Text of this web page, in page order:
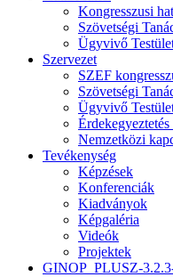
Kongresszusi
Szövetségi
Ügyvivő
Szervezet
SZEF
Szövetségi
Ügyvivő
Nemzetközi
Tevékenység
Képzések
Konferenciák
Kiadványok
Képgaléria
Videók
Projektek
GINOP_PLUSZ-